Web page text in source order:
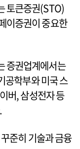
토큰증권(STO)
이증권이 중요한
증권업계에서는
공학부와 미국 스
버, 삼성전자 등
준히 기술과 금융